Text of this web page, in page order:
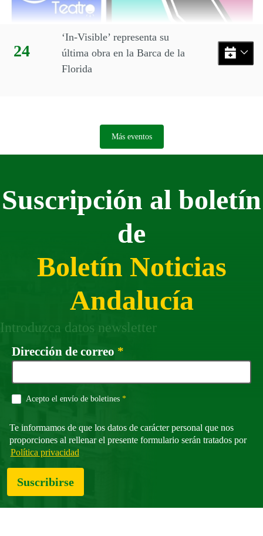
Día:
24
‘In-Visible’ representa su
última obra en la Barca de la
Florida
Más eventos
Suscripción al boletín
de
Boletín Noticias
Andalucía
Introduzca datos newsletter
Dirección de correo *
Acepto el envío de boletines *Campo obligatorio
Te informamos de que los datos de carácter personal que nos
proporciones al rellenar el presente formulario serán tratados por
Política privacidad
Suscribirse